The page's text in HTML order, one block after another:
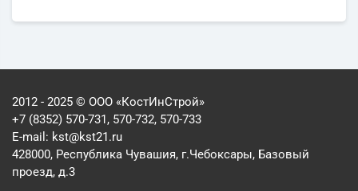
2012 - 2025 © ООО «КостИнСтрой»
+7 (8352) 570-731, 570-732, 570-733
E-mail: kst@kst21.ru
428000, Республика Чувашия, г.Чебоксары, Базовый
проезд, д.3